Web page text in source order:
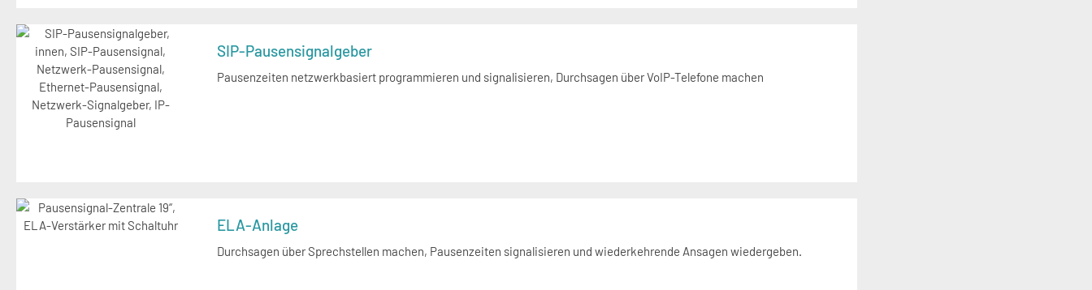
SIP-Pausensignalgeber
Pausenzeiten netzwerkbasiert programmieren und signalisieren, Durchsagen über VoIP-Telefone machen
ELA-Anlage
Durchsagen über Sprechstellen machen, Pausenzeiten signalisieren und wiederkehrende Ansagen wiedergeben.